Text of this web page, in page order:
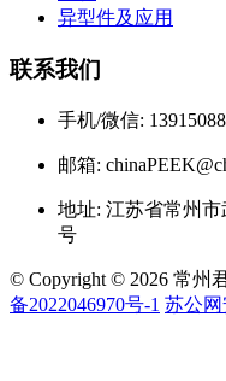
异型件及应用
联系我们
手机/微信:
邮箱:
地址: 江苏省常州
号
© Copyright © 2026 常州
备2022046970号-1 苏公网